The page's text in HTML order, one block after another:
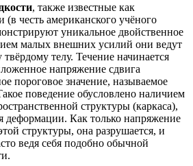
, также известные как
(в честь американского учёного
уникальное двойственное
малых внешних усилий они ведут
телу. Течение начинается
напряжение сдвига
пороговое значение, называемое
поведение обусловлено наличием
структуры (каркаса),
деформации. Как только напряжение
структуры, она разрушается, и
ведя себя подобно обычной